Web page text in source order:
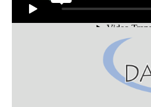
Kontakt